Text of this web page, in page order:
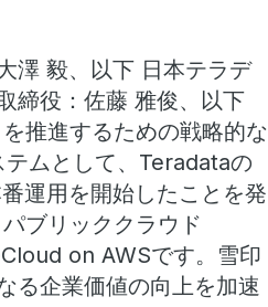
澤 毅、以下 日本テラデ
締役：佐藤 雅俊、以下
推進するための戦略的な
ムとして、Teradataの
運用を開始したことを発
ブリッククラウド
on AWSです。雪印
る企業価値の向上を加速